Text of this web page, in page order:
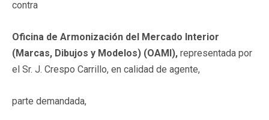
contra
Oficina de Armonización del Mercado Interior
(Marcas, Dibujos y Modelos) (OAMI), representada por
el Sr. J. Crespo Carrillo, en calidad de agente,
parte demandada,